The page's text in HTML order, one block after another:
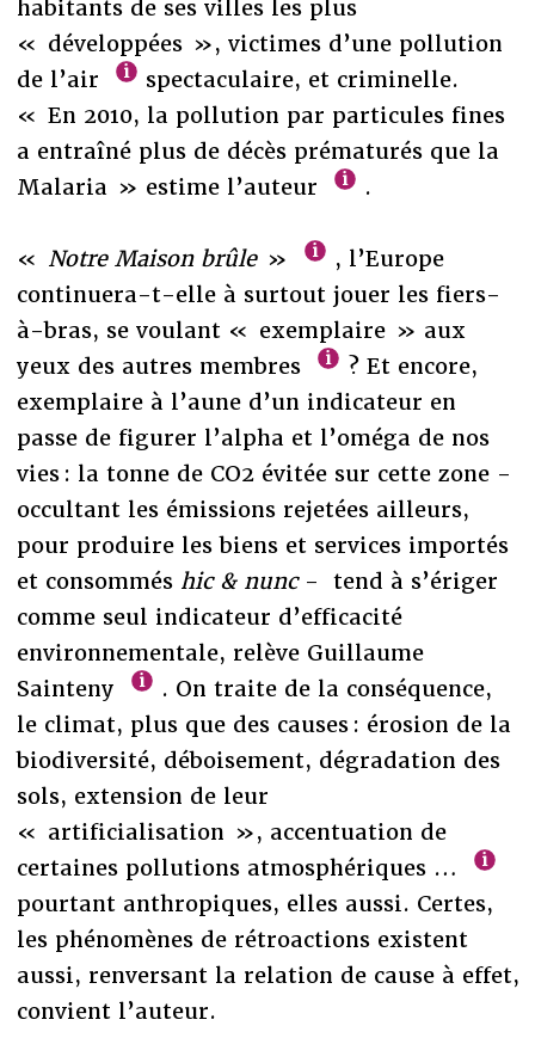
habitants de ses villes les plus
« développées », victimes d’une pollution
de l’air
spectaculaire, et criminelle.
« En 2010, la pollution par particules fines
a entraîné plus de décès prématurés que la
Malaria » estime l’auteur
.
« Notre Maison brûle»
, l’Europe
continuera-t-elle à surtout jouer les fiers-
à-bras, se voulant « exemplaire » aux
yeux des autres membres
? Et encore,
exemplaire à l’aune d’un indicateur en
passe de figurer l’alpha et l’oméga de nos
vies : la tonne de CO2 évitée sur cette zone -
occultant les émissions rejetées ailleurs,
pour produire les biens et services importés
et consommés hic & nunc- tend à s’ériger
comme seul indicateur d’efficacité
environnementale, relève Guillaume
Sainteny
. On traite de la conséquence,
le climat, plus que des causes : érosion de la
biodiversité, déboisement, dégradation des
sols, extension de leur
« artificialisation », accentuation de
certaines pollutions atmosphériques …
pourtant anthropiques, elles aussi. Certes,
les phénomènes de rétroactions existent
aussi, renversant la relation de cause à effet,
convient l’auteur.